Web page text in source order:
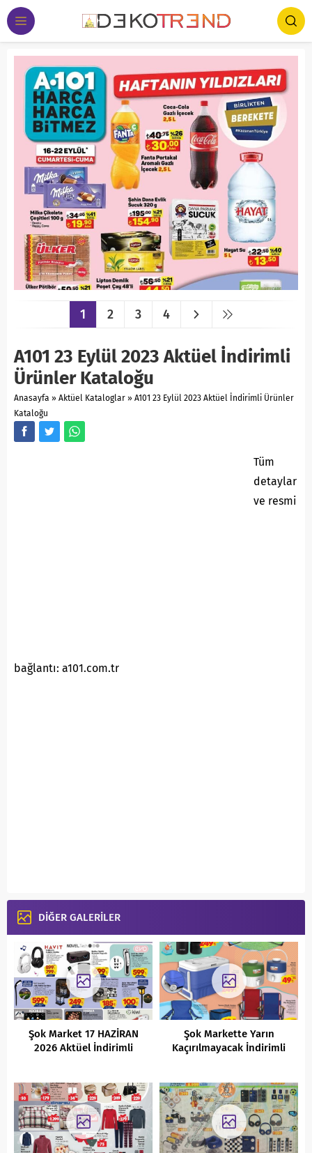
1 2 3 4
A101 23 Eylül 2023 Aktüel İndirimli
Ürünler Kataloğu
Anasayfa » Aktüel Kataloglar » A101 23 Eylül 2023 Aktüel İndirimli Ürünler
Kataloğu
Tüm
detaylar
ve resmi
bağlantı: a101.com.tr
DİĞER GALERİLER
Şok Market 17 HAZİRAN
2026 Aktüel İndirimli
Şok Markette Yarın
Kaçırılmayacak İndirimli